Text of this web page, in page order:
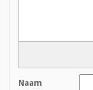
Naam